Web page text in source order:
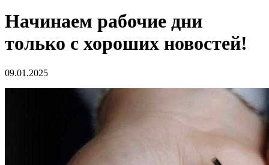
Начинаем рабочие дни
только с хороших новостей!
09.01.2025